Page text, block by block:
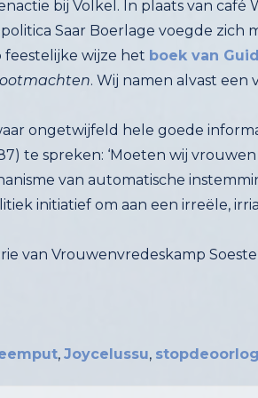
wijze het boek van
. Wij namen alvast een
ongetwijfeld hele goede
te spreken: ‘Moeten wij
komen, afgestompt door het mechanisme
initiatief om aan een irreële,
van Vrouwenvredeskamp
, Joycelussu,